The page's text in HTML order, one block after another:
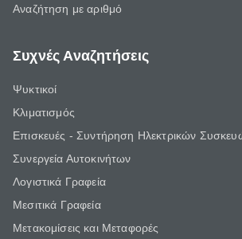
Αναζήτηση με αριθμό
Συχνές Αναζητήσεις
Ψυκτικοί
Κλιματισμός
Επισκευές - Συντήρηση Ηλεκτρικών
Συνεργεία Αυτοκινήτων
Λογιστικά Γραφεία
Μεσιτικά Γραφεία
Μετακομίσεις και Μεταφορές